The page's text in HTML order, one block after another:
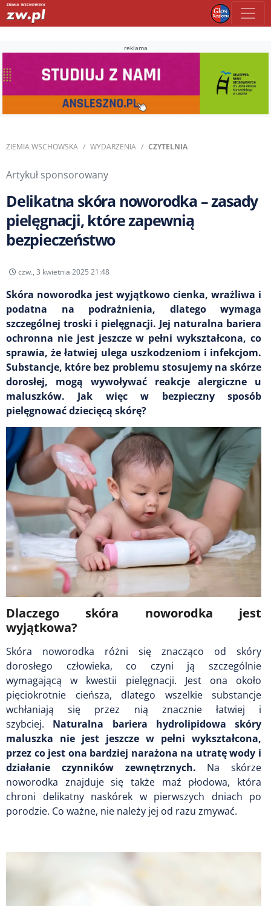
reklama
ZIEMIA WSCHOWSKA WYDARZENIA CZYTELNIA
Artykuł sponsorowany
Delikatna skóra noworodka – zasady
pielęgnacji, które zapewnią
bezpieczeństwo
czw., 3 kwietnia 2025 21:48
Skóra noworodka jest wyjątkowo cienka, wrażliwa i
podatna na podrażnienia, dlatego wymaga
szczególnej troski i pielęgnacji. Jej naturalna bariera
ochronna nie jest jeszcze w pełni wykształcona, co
sprawia, że łatwiej ulega uszkodzeniom i infekcjom.
Substancje, które bez problemu stosujemy na skórze
dorosłej, mogą wywoływać reakcje alergiczne u
maluszków. Jak więc w bezpieczny sposób
pielęgnować dziecięcą skórę?
Dlaczego skóra noworodka jest
wyjątkowa?
Skóra noworodka różni się znacząco od skóry
dorosłego człowieka, co czyni ją szczególnie
wymagającą w kwestii pielęgnacji. Jest ona około
pięciokrotnie cieńsza, dlatego wszelkie substancje
wchłaniają się przez nią znacznie łatwiej i
szybciej. Naturalna bariera hydrolipidowa skóry
maluszka nie jest jeszcze w pełni wykształcona,
przez co jest ona bardziej narażona na utratę wody i
działanie czynników zewnętrznych. Na skórze
noworodka znajduje się także maź płodowa, która
chroni delikatny naskórek w pierwszych dniach po
porodzie. Co ważne, nie należy jej od razu zmywać.